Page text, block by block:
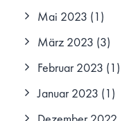
Mai 2023 (1)
März 2023 (3)
Februar 2023 (1)
Januar 2023 (1)